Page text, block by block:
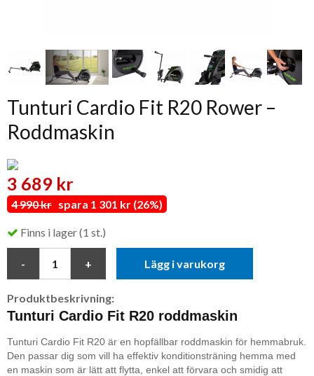
Tunturi Cardio Fit R20 Rower –
Roddmaskin
3 689 kr
4 990 kr spara 1 301 kr (26%)
Finns i lager (1 st.)
Lägg i varukorg
Produktbeskrivning:
Tunturi Cardio Fit R20 roddmaskin
Tunturi Cardio Fit R20 är en hopfällbar roddmaskin för hemmabruk.
Den passar dig som vill ha effektiv konditionsträning hemma med
en maskin som är lätt att flytta, enkel att förvara och smidig att